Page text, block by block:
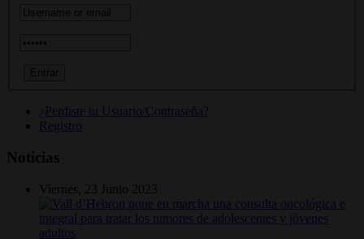
¿Perdiste tu Usuario/Contraseña?
Registro
Noticias
Viernes, 23 Junio 2023